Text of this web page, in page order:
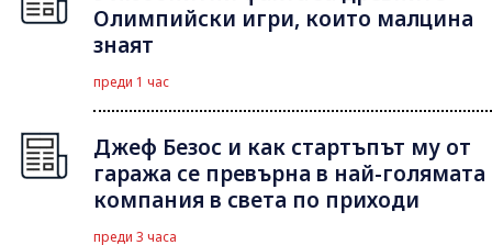
Олимпийски игри, които малцина
знаят
преди 1 час
Джеф Безос и как стартъпът му от
гаража се превърна в най-голямата
компания в света по приходи
преди 3 часа